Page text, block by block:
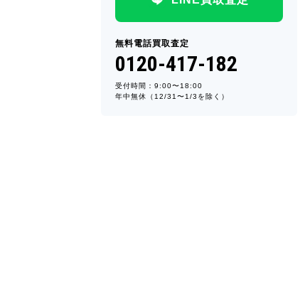
無料電話買取査定
0120-417-182
受付時間：9:00〜18:00
年中無休（12/31〜1/3を除く）